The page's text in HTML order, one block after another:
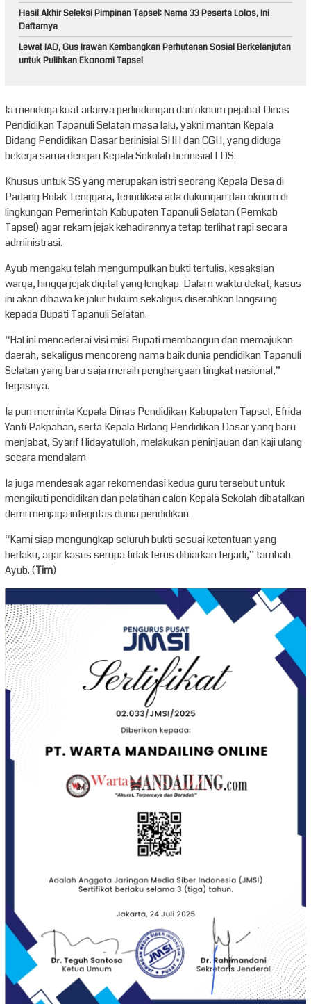
Hasil Akhir Seleksi Pimpinan Tapsel: Nama 33 Peserta Lolos, Ini
Daftarnya
Lewat IAD, Gus Irawan Kembangkan Perhutanan Sosial Berkelanjutan
untuk Pulihkan Ekonomi Tapsel
Ia menduga kuat adanya perlindungan dari oknum pejabat Dinas
Pendidikan Tapanuli Selatan masa lalu, yakni mantan Kepala
Bidang Pendidikan Dasar berinisial SHH dan CGH, yang diduga
bekerja sama dengan Kepala Sekolah berinisial LDS.
Khusus untuk SS yang merupakan istri seorang Kepala Desa di
Padang Bolak Tenggara, terindikasi ada dukungan dari oknum di
lingkungan Pemerintah Kabupaten Tapanuli Selatan (Pemkab
Tapsel) agar rekam jejak kehadirannya tetap terlihat rapi secara
administrasi.
Ayub mengaku telah mengumpulkan bukti tertulis, kesaksian
warga, hingga jejak digital yang lengkap. Dalam waktu dekat, kasus
ini akan dibawa ke jalur hukum sekaligus diserahkan langsung
kepada Bupati Tapanuli Selatan.
“Hal ini mencederai visi misi Bupati membangun dan memajukan
daerah, sekaligus mencoreng nama baik dunia pendidikan Tapanuli
Selatan yang baru saja meraih penghargaan tingkat nasional,”
tegasnya.
Ia pun meminta Kepala Dinas Pendidikan Kabupaten Tapsel, Efrida
Yanti Pakpahan, serta Kepala Bidang Pendidikan Dasar yang baru
menjabat, Syarif Hidayatulloh, melakukan peninjauan dan kaji ulang
secara mendalam.
Ia juga mendesak agar rekomendasi kedua guru tersebut untuk
mengikuti pendidikan dan pelatihan calon Kepala Sekolah dibatalkan
demi menjaga integritas dunia pendidikan.
“Kami siap mengungkap seluruh bukti sesuai ketentuan yang
berlaku, agar kasus serupa tidak terus dibiarkan terjadi,” tambah
Ayub. (Tim)